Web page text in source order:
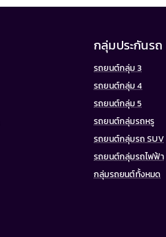
กลุ่มประกันรถ
รถยนต์กลุ่ม 3
รถยนต์กลุ่ม 4
รถยนต์กลุ่ม 5
รถยนต์กลุ่มรถหรู
รถยนต์กลุ่มรถ SUV
รถยนต์กลุ่มรถไฟฟ้า
กลุ่มรถยนต์ทั้งหมด